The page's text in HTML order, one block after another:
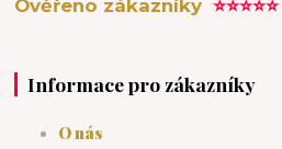
Ověřeno zákazníky⭐⭐⭐⭐⭐
Informace pro zákazníky
O nás